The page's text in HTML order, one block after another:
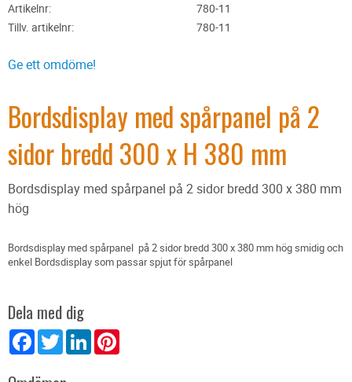
Artikelnr
780-11
Tillv. artikelnr
780-11
Ge ett omdöme!
Bordsdisplay med spårpanel på 2
sidor bredd 300 x H 380 mm
Bordsdisplay med spårpanel på 2 sidor bredd 300 x 380 mm
hög
Bordsdisplay med spårpanel på 2 sidor bredd 300 x 380 mm hög smidig och
enkel Bordsdisplay som passar spjut för spårpanel
Dela med dig
FacebookTwitter LinkedIn